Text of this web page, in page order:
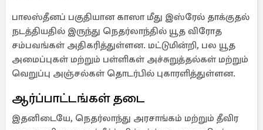
பாலஸ்தீனப் பகுதியான காஸா மீது இஸ்ரேல் தாக்குதல்
நடத்தியதில் இருந்து நெதர்லாந்தில் யூத விரோத
சம்பவங்கள் அதிகரித்துள்ளன. மட்டுமின்றி, பல யூத
அமைப்புகள் மற்றும் பள்ளிகள் அச்சுறுத்தல்கள் மற்றும்
வெறுப்பு அஞ்சல்கள் தொடர்பில் புகாரளித்துள்ளன.
ஆர்ப்பாட்டங்கள் தடை
இதனிடையே, நெதர்லாந்து அரசாங்கம் மற்றும் தீவிர